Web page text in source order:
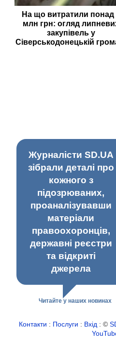
На що витратили понад
млн грн: огляд
закупівель у
Сіверськодонецькій
Журналісти SD.UA
зібрали деталі про
кожного з
підозрюваних,
проаналізувавши
матеріали
правоохоронців,
державні реєстри
та відкриті
джерела
Читайте у наших новинах
Контакти : Послуги : Вхід : ©